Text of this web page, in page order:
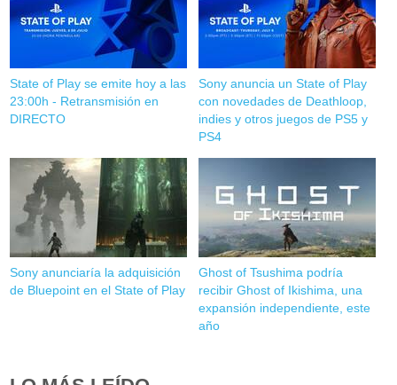
State of Play se emite hoy a las
23:00h - Retransmisión en
DIRECTO
Sony anuncia un State of Play
con novedades de Deathloop,
indies y otros juegos de PS5 y
PS4
Sony anunciaría la adquisición
de Bluepoint en el State of Play
Ghost of Tsushima podría
recibir Ghost of Ikishima, una
expansión independiente, este
año